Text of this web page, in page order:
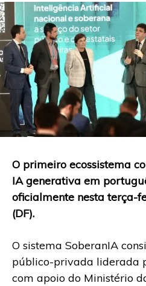
O primeiro ecossistema
IA generativa em
oficialmente nesta terça-
(DF).
O sistema SoberanIA
público-privada liderada
com apoio do Ministério